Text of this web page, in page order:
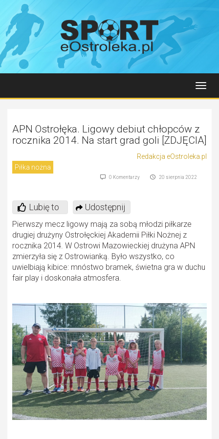
APN Ostrołęka. Ligowy debiut chłopców z
rocznika 2014. Na start grad goli [ZDJĘCIA]
Redakcja eOstroleka.pl
Piłka nożna
20 sierpnia 2022
0 Komentarzy
Lubię to Udostępnij
Pierwszy mecz ligowy mają za sobą młodzi piłkarze
drugiej drużyny Ostrołęckiej Akademii Piłki Nożnej z
rocznika 2014. W Ostrowi Mazowieckiej drużyna APN
zmierzyła się z Ostrowianką. Było wszystko, co
uwielbiają kibice: mnóstwo bramek, świetna gra w duchu
fair play i doskonała atmosfera.